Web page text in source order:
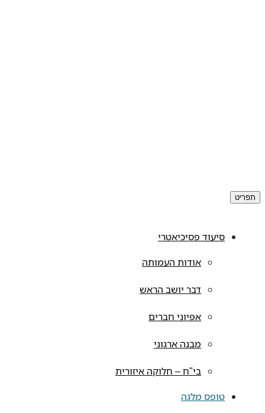
תפריט
סיעוד פסיכיאטרי
אודות העמותה
דבר יושב הראש
אפיוני חברים
מבנה ארגוני
בי"ח – חלוקה איזורית
טופס מלגה